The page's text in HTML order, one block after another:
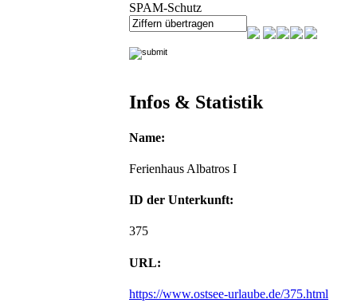
SPAM-Schutz
Infos & Statistik
Name:
Ferienhaus Albatros I
ID der Unterkunft:
375
URL:
https://www.ostsee-urlaube.de/375.html